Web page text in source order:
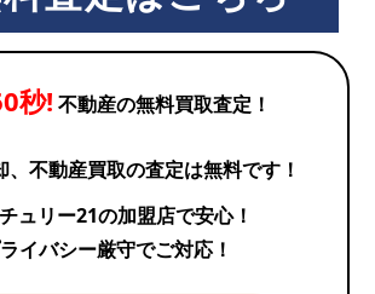
秒! 不動産の無料買取査定！
、不動産買取の査定は無料です！
ュリー21の加盟店で安心！
イバシー厳守でご対応！